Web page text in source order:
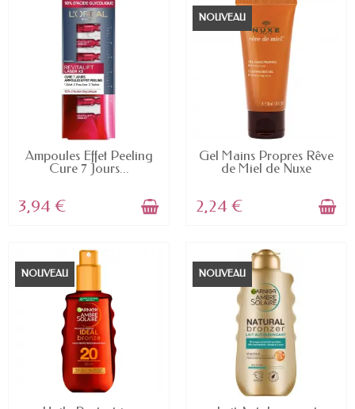
EN STOCK
Ampoules Effet Peeling
Cure 7 Jours...
3,94 €
NOUVEAU
EN STOCK
Gel Mains Propres Rêve
de Miel de Nuxe
2,24 €
NOUVEAU NOUVEAU